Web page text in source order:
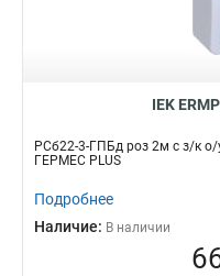
IEK
РСб22-3-ГПБд роз 2м с з/к
ГЕРМЕС PLUS
Подробнее
Наличие: В наличии